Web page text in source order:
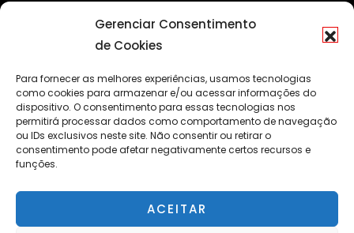
Gerenciar Consentimento
de Cookies
Para fornecer as melhores experiências, usamos tecnologias
como cookies para armazenar e/ou acessar informações do
dispositivo. O consentimento para essas tecnologias nos
permitirá processar dados como comportamento de navegação
ou IDs exclusivos neste site. Não consentir ou retirar o
consentimento pode afetar negativamente certos recursos e
funções.
ACEITAR